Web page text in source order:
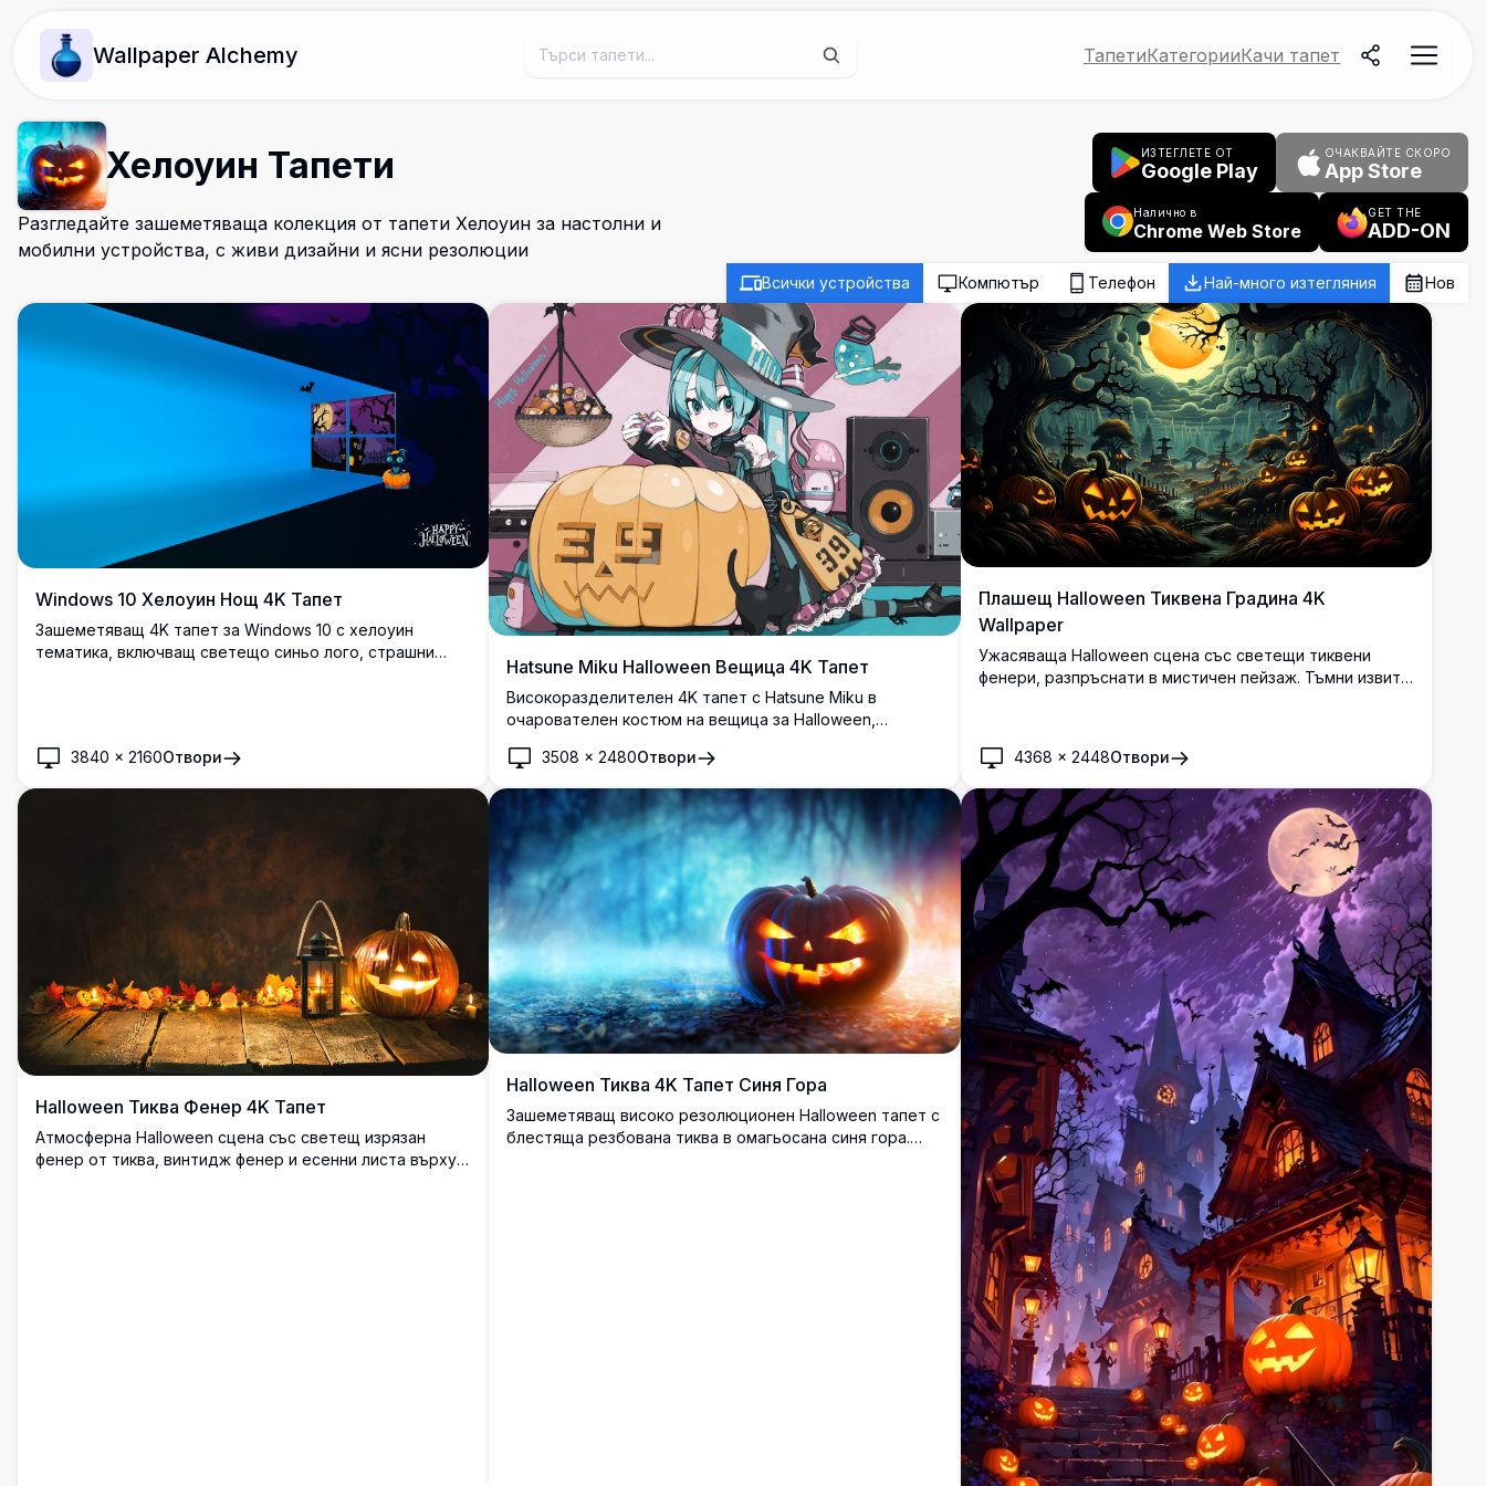
Wallpaper Alchemy ТапетиКатегорииКачи тапет
Хелоуин Тапети
Разгледайте зашеметяваща колекция от тапети Хелоуин за настолни и
мобилни устройства, с живи дизайни и ясни резолюции
ИЗТЕГЛЕТЕ ОТ
Google Play
ОЧАКВАЙТЕ СКОРО
App Store
Налично в
Chrome Web Store
GET THE
ADD-ON
Всички устройства Компютър Телефон Най-много изтегляния Нов
Windows 10 Хелоуин Нощ 4K Тапет
Зашеметяващ 4K тапет за Windows 10 с хелоуин
тематика, включващ светещо синьо лого, страшни
3840 × 2160Отвори
Hatsune Miku Halloween Вещица 4K Тапет
Високоразделителен 4K тапет с Hatsune Miku в
очарователен костюм на вещица за Halloween,
lantern, кошница с бонбони и страшни аксесоари в
живописна розово-лилава тематична стайна
обстановка.
3508 ×2480Отвори
Плашещ Halloween Тиквена Градина 4K
Wallpaper
Ужасяваща Halloween сцена със светещи тиквени
фенери, разпръснати в мистичен пейзаж. Тъмни извити
перфектния атмосферен фон за този високо-
резолюционен 4K wallpaper.
4368 × 2448Отвори
Halloween Тиква Фенер 4K Тапет
Атмосферна Halloween сцена със светещ изрязан
фенер от тиква, винтидж фенер и есенни листа върху
Halloween Тиква 4K Тапет Синя Гора
Зашеметяващ високо резолюционен Halloween тапет с
блестяща резбована тиква в омагьосана синя гора.